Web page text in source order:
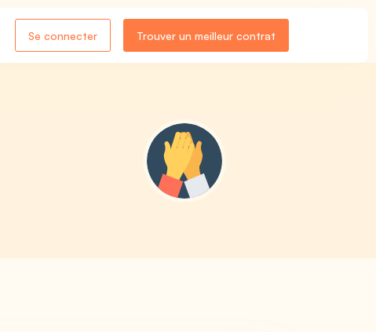
Se connecter Trouver un meilleur contrat